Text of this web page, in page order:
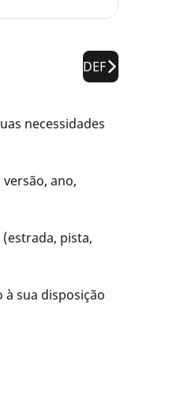
DEF
necessidades
ano,
pista,
sua disposição